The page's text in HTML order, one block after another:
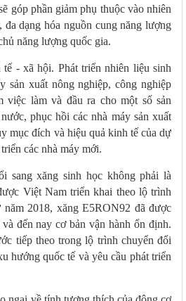
góp phần giảm phụ thuộc vào nhiên
đa dạng hóa nguồn cung năng lượng
năng lượng quốc gia.
- xã hội. Phát triển nhiên liệu sinh
sản xuất nông nghiệp, công nghiệp
việc làm và đầu ra cho một số sản
phục hồi các nhà máy sản xuất
mục đích và hiệu quả kinh tế của dự
các nhà máy mới.
sang xăng sinh học không phải là
Việt Nam triển khai theo lộ trình
2018, xăng E5RON92 đã được
đến nay cơ bản vận hành ổn định.
tiếp theo trong lộ trình chuyển đổi
hướng quốc tế và yêu cầu phát triển